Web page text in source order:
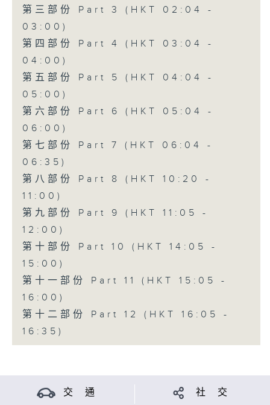
第三部份 Part 3 (HKT 02:04 -
03:00)
第四部份 Part 4 (HKT 03:04 -
04:00)
第五部份 Part 5 (HKT 04:04 -
05:00)
第六部份 Part 6 (HKT 05:04 -
06:00)
第七部份 Part 7 (HKT 06:04 -
06:35)
第八部份 Part 8 (HKT 10:20 -
11:00)
第九部份 Part 9 (HKT 11:05 -
12:00)
第十部份 Part 10 (HKT 14:05 -
15:00)
第十一部份 Part 11 (HKT 15:05 -
16:00)
第十二部份 Part 12 (HKT 16:05 -
16:35)
交 通 社 交